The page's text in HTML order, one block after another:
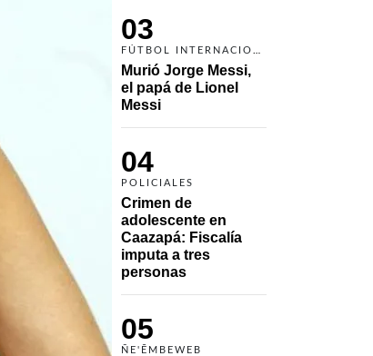
03
Murió Jorge Messi,
el papá de Lionel
Messi
04
POLICIALES
Crimen de
adolescente en
Caazapá: Fiscalía
imputa a tres
personas
05
ÑE'ẼMBEWEB